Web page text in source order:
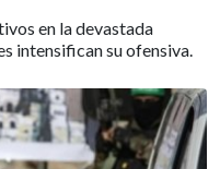
en la devastada
intensifican su ofensiva.